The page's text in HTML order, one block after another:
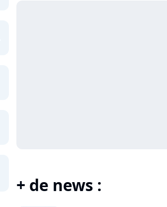
+ de news :